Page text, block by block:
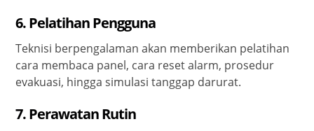
6.Pelatihan Pengguna
Teknisi berpengalaman akan memberikan pelatihan
cara membaca panel, cara reset alarm, prosedur
evakuasi, hingga simulasi tanggap darurat.
7.Perawatan Rutin